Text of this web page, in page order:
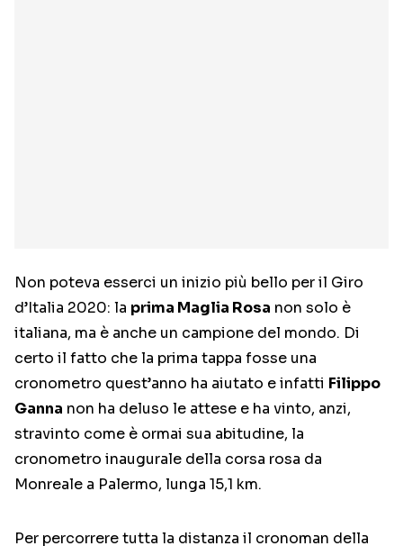
Non poteva esserci un inizio più bello per il Giro
d’Italia 2020: la prima Maglia Rosa non solo è
italiana, ma è anche un campione del mondo. Di
certo il fatto che la prima tappa fosse una
cronometro quest’anno ha aiutato e infatti Filippo
Ganna non ha deluso le attese e ha vinto, anzi,
stravinto come è ormai sua abitudine, la
cronometro inaugurale della corsa rosa da
Monreale a Palermo, lunga 15,1 km.
Per percorrere tutta la distanza il cronoman della